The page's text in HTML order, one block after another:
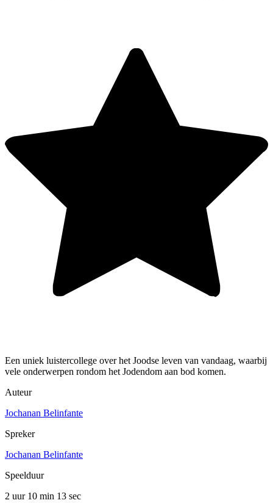
Een uniek luistercollege over het Joodse leven van vandaag, waarbij
vele onderwerpen rondom het Jodendom aan bod komen.
Auteur
Jochanan Belinfante
Spreker
Jochanan Belinfante
Speelduur
2 uur 10 min 13 sec